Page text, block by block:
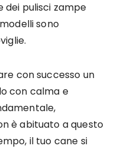
dei pulisci zampe
sono
con successo un
con calma e
è abituato a questo
il tuo cane si